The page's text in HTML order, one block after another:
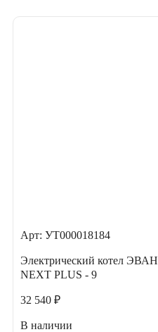
Арт: УТ000018184
Электрический котел ЭВАН
NEXT PLUS - 9
32 540 ₽
В наличии